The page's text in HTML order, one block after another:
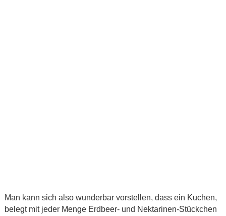
Man kann sich also wunderbar vorstellen, dass ein Kuchen,
belegt mit jeder Menge Erdbeer- und Nektarinen-Stückchen